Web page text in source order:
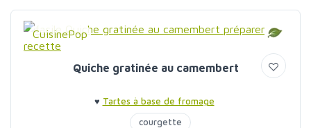
CuisinePop
Quiche gratinée au camembert
♥ Tartes à base de fromage
courgette